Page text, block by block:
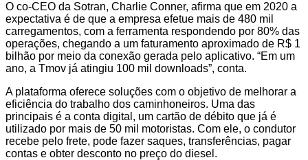
O co-CEO da Sotran, Charlie Conner, afirma que em 2020 a
expectativa é de que a empresa efetue mais de 480 mil
carregamentos, com a ferramenta respondendo por 80% das
operações, chegando a um faturamento aproximado de R$ 1
bilhão por meio da conexão gerada pelo aplicativo. “Em um
ano, a Tmov já atingiu 100 mil downloads”, conta.
A plataforma oferece soluções com o objetivo de melhorar a
eficiência do trabalho dos caminhoneiros. Uma das
principais é a conta digital, um cartão de débito que já é
utilizado por mais de 50 mil motoristas. Com ele, o condutor
recebe pelo frete, pode fazer saques, transferências, pagar
contas e obter desconto no preço do diesel.